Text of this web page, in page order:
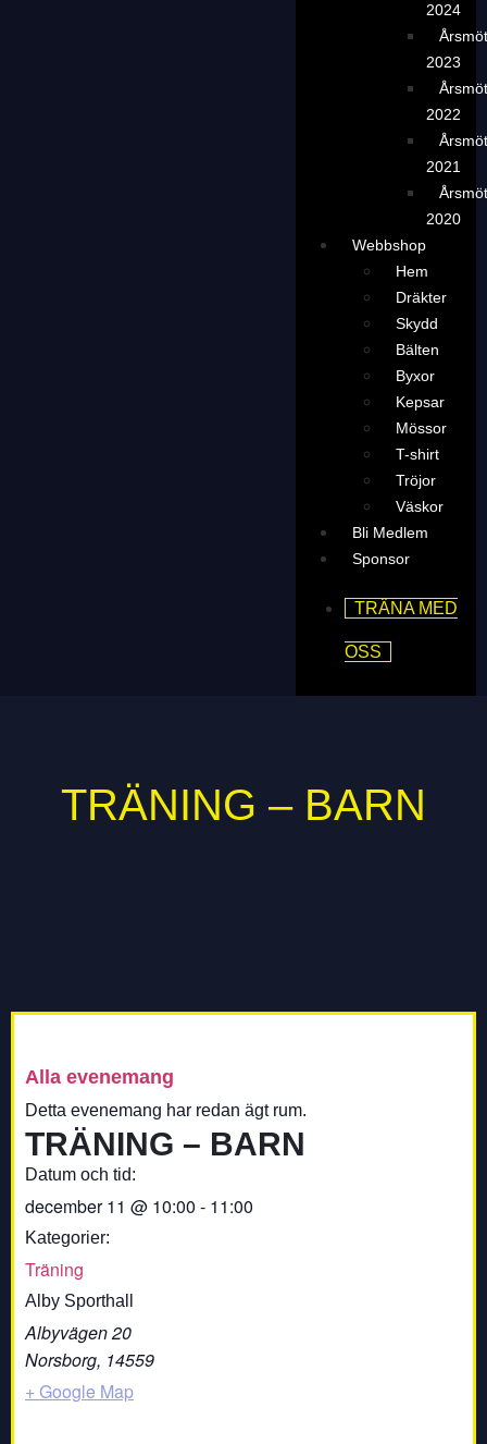
2024
2023
2022
2021
2020
Webbshop
Hem
Dräkter
Skydd
Bälten
Byxor
Kepsar
Mössor
T-shirt
Tröjor
Väskor
Bli Medlem
Sponsor
TRÄNA MED
OSS
TRÄNING – BARN
Alla evenemang
Detta evenemang har redan ägt rum.
TRÄNING – BARN
Datum och tid:
december 11 @ 10:00 - 11:00
Kategorier:
Träning
Alby Sporthall
Albyvägen 20
Norsborg, 14559
+ Google Map